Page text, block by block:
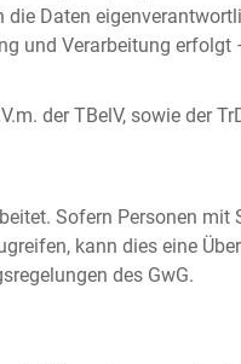
Daten
und Verarbeitung
der TBelV, sowie der
Sofern Personen
kann dies eine
des GwG.